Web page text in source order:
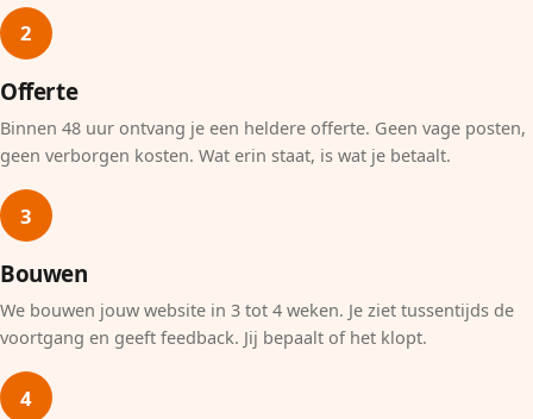
2
Offerte
Binnen 48 uur ontvang je een heldere offerte. Geen vage posten,
geen verborgen kosten. Wat erin staat, is wat je betaalt.
3
Bouwen
We bouwen jouw website in 3 tot 4 weken. Je ziet tussentijds de
voortgang en geeft feedback. Jij bepaalt of het klopt.
4